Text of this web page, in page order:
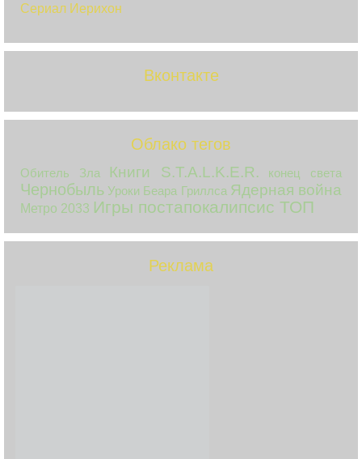
Сериал Иерихон
Вконтакте
Облако тегов
Обитель Зла Книги S.T.A.L.K.E.R. конец света
Чернобыль Уроки Беара Гриллса Ядерная война
Метро 2033 Игры постапокалипсис ТОП
Реклама